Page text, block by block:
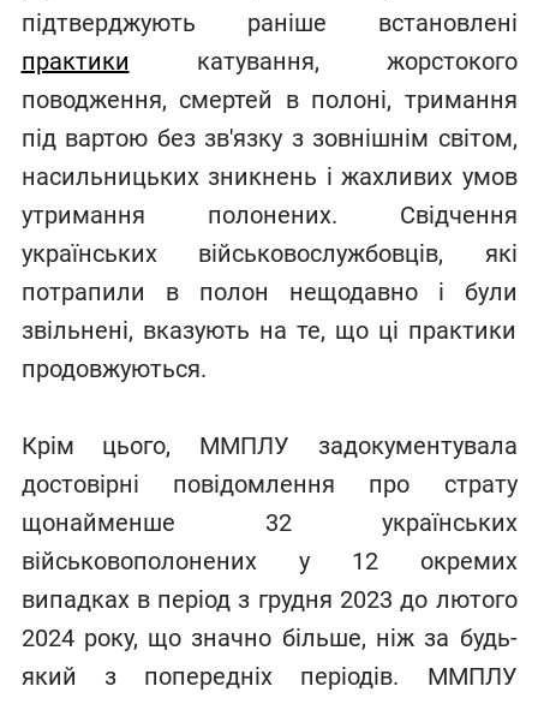
підтверджують раніше встановлені
практики катування, жорстокого
поводження, смертей в полоні, тримання
під вартою без зв'язку з зовнішнім світом,
насильницьких зникнень і жахливих умов
утримання полонених. Свідчення
українських військовослужбовців, які
потрапили в полон нещодавно і були
звільнені, вказують на те, що ці практики
продовжуються.
Крім цього, ММПЛУ задокументувала
достовірні повідомлення про страту
щонайменше 32 українських
військовополонених у 12 окремих
випадках в період з грудня 2023 до лютого
2024 року, що значно більше, ніж за будь-
який з попередніх періодів. ММПЛУ